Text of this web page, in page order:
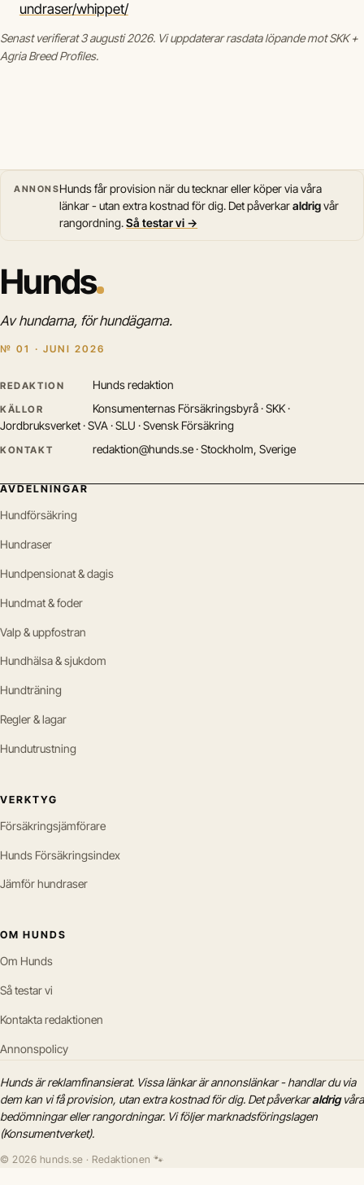
undraser/whippet/
Senast verifierat 3 augusti 2026. Vi uppdaterar rasdata löpande mot SKK +
Agria Breed Profiles.
ANNONSHunds får provision när du tecknar eller köper via våra
länkar - utan extra kostnad för dig. Det påverkaraldrigvår
rangordning.Så testar vi →
Hunds
Av hundarna, för hundägarna.
№ 01 · JUNI 2026
REDAKTION Hunds redaktion
KÄLLOR
Konsumenternas Försäkringsbyrå · SKK ·
Jordbruksverket · SVA · SLU · Svensk Försäkring
KONTAKT redaktion@hunds.se · Stockholm, Sverige
AVDELNINGAR
Hundförsäkring
Hundraser
Hundpensionat & dagis
Hundmat & foder
Valp & uppfostran
Hundhälsa & sjukdom
Hundträning
Regler & lagar
Hundutrustning
VERKTYG
Försäkringsjämförare
Hunds Försäkringsindex
Jämför hundraser
OM HUNDS
Om Hunds
Så testar vi
Kontakta redaktionen
Annonspolicy
Hunds är reklamfinansierat. Vissa länkar är annonslänkar - handlar du via
dem kan vi få provision, utan extra kostnad för dig. Det påverkaraldrigvåra
bedömningar eller rangordningar. Vi följer marknadsföringslagen
(Konsumentverket).
© 2026 hunds.se · Redaktionen 🐾